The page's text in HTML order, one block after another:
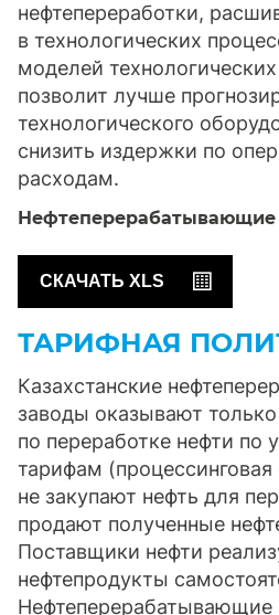
нефтепереработки,
в технологических
моделей
позволит лучше
технологического
снизить издержки по
расходам.
СКАЧАТЬ XLS
ТАРИФНАЯ
Казахстанские
заводы оказывают только
по переработке нефти по
тарифам
не закупают нефть для
продают полученные
Поставщики нефти
нефтепродукты
Нефтеперерабатывающие